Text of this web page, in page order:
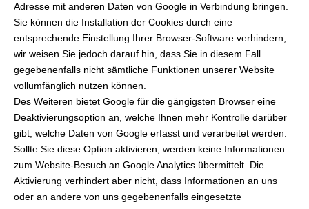
Adresse mit anderen Daten von Google in Verbindung bringen.
Sie können die Installation der Cookies durch eine
entsprechende Einstellung Ihrer Browser-Software verhindern;
wir weisen Sie jedoch darauf hin, dass Sie in diesem Fall
gegebenenfalls nicht sämtliche Funktionen unserer Website
vollumfänglich nutzen können.
Des Weiteren bietet Google für die gängigsten Browser eine
Deaktivierungsoption an, welche Ihnen mehr Kontrolle darüber
gibt, welche Daten von Google erfasst und verarbeitet werden.
Sollte Sie diese Option aktivieren, werden keine Informationen
zum Website-Besuch an Google Analytics übermittelt. Die
Aktivierung verhindert aber nicht, dass Informationen an uns
oder an andere von uns gegebenenfalls eingesetzte